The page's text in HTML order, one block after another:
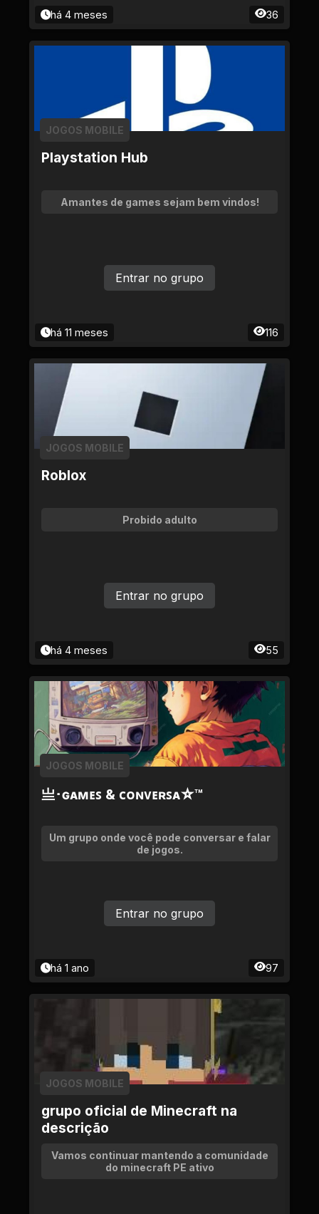
há 4 meses 36
Playstation Hub
JOGOS MOBILE
Amantes de games sejam bem vindos!
há 11 meses 116
Entrar no grupo
Roblox
JOGOS MOBILE
Probido adulto
há 4 meses 55
Entrar no grupo
亗･ɢᴀᴍᴇꜱ & ᴄᴏɴᴠᴇʀꜱᴀ☆™
JOGOS MOBILE
Um grupo onde você pode conversar e falar
de jogos.
há 1 ano 97
Entrar no grupo
grupo oficial de Minecraft na
descrição
JOGOS MOBILE
Vamos continuar mantendo a comunidade
do minecraft PE ativo